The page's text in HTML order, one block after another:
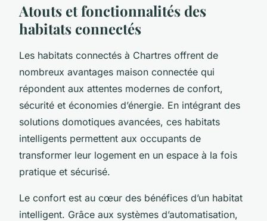
Atouts et fonctionnalités des
habitats connectés
Les habitats connectés à Chartres offrent de
nombreux avantages maison connectée qui
répondent aux attentes modernes de confort,
sécurité et économies d’énergie. En intégrant des
solutions domotiques avancées, ces habitats
intelligents permettent aux occupants de
transformer leur logement en un espace à la fois
pratique et sécurisé.
Le confort est au cœur des bénéfices d’un habitat
intelligent. Grâce aux systèmes d’automatisation,